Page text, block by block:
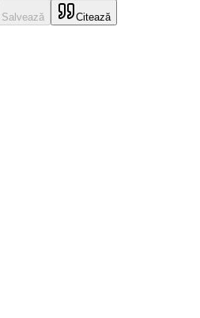
Salvează Citează